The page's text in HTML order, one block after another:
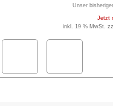
Unser
Jetzt
inkl. 19 % MwSt.